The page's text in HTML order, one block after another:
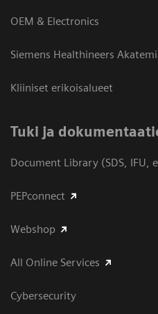
OEM & Electronics
Siemens Healthineers
Kliiniset erikoisalueet
​Tuki ja
Document Library (SDS, IFU,
PEPconnect
Webshop
All Online Services
Cybersecurity